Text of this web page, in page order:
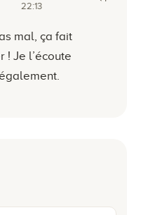
22:13
mal, ça fait
! Je l’écoute